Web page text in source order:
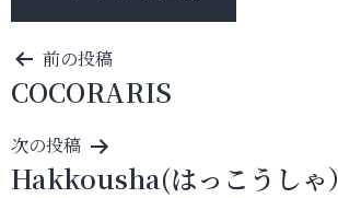
投
稿
ナ
ビ
前の投稿
COCORARIS
次の投稿
Hakkousha(はっこうしゃ）